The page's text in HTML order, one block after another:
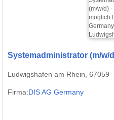
Systemadministrator (m/w/
Ludwigshafen am Rhein, 67059
Firma:DIS AG Germany